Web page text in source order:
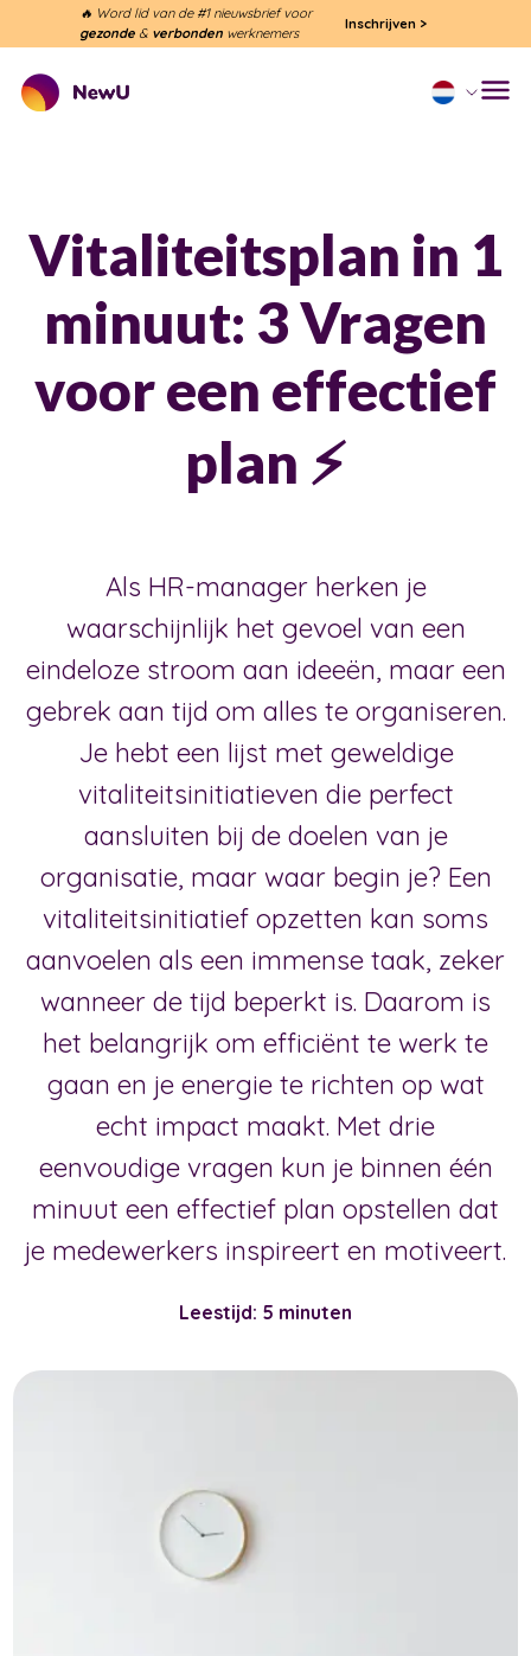
🔥 Word lid van de #1 nieuwsbrief voor
gezonde & verbonden werknemers
Inschrijven >
Vitaliteitsplan in 1
minuut: 3 Vragen
voor een effectief
plan ⚡
Als HR-manager herken je
waarschijnlijk het gevoel van een
eindeloze stroom aan ideeën, maar een
gebrek aan tijd om alles te organiseren.
Je hebt een lijst met geweldige
vitaliteitsinitiatieven die perfect
aansluiten bij de doelen van je
organisatie, maar waar begin je? Een
vitaliteitsinitiatief opzetten kan soms
aanvoelen als een immense taak, zeker
wanneer de tijd beperkt is. Daarom is
het belangrijk om efficiënt te werk te
gaan en je energie te richten op wat
echt impact maakt. Met drie
eenvoudige vragen kun je binnen één
minuut een effectief plan opstellen dat
je medewerkers inspireert en motiveert.
Leestijd: 5 minuten